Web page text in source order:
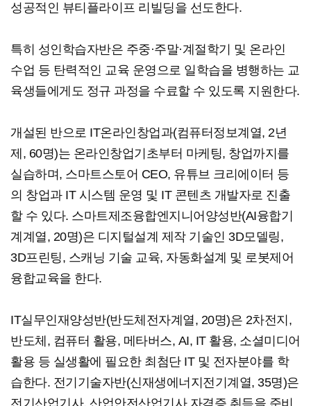
성공적인 뷰티플라이프 리빌딩을 선도한다.
특히 성인학습자반은 주중·주말·계절학기 및 온라인
수업 등 탄력적인 교육 운영으로 일학습을 병행하는 교
육생들에게도 정규 과정을 수료할 수 있도록 지원한다.
개설된 반으로 IT온라인창업과(컴퓨터정보계열, 2년
제, 60명)는 온라인창업기초부터 마케팅, 창업까지를
실습하며, 스마트스토어 CEO, 유튜브 크리에이터 등
의 창업과 IT 시스템 운영 및 IT 콘텐츠 개발자로 진출
할 수 있다. 스마트제조융합엔지니어양성반(AI융합기
계계열, 20명)은 디지털설계 제작 기술인 3D모델링,
3D프린팅, 스캐닝 기술 교육, 자동화설계 및 로봇제어
융합교육을 한다.
IT실무인재양성반(반도체전자계열, 20명)은 2차전지,
반도체, 컴퓨터 활용, 메타버스, AI, IT 활용, 소셜미디어
활용 등 실생활에 필요한 최첨단 IT 및 전자분야를 학
습한다. 전기기술자반(신재생에너지전기계열, 35명)은